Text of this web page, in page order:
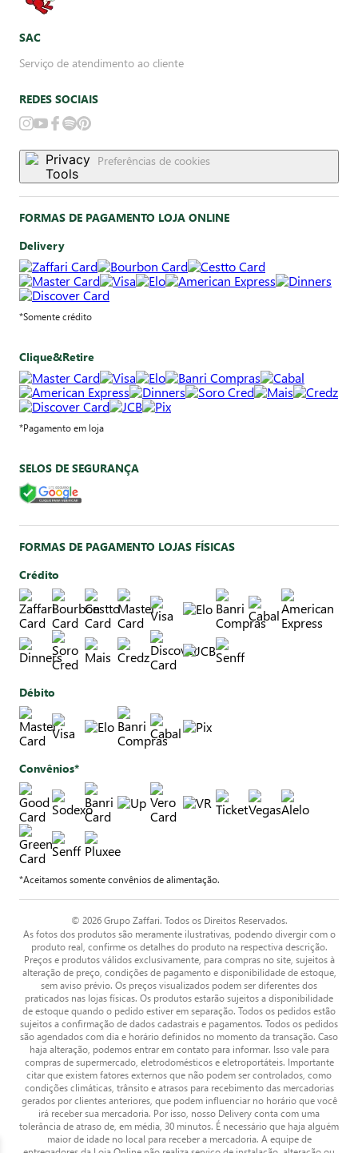
SAC
Serviço de atendimento ao cliente
REDES SOCIAIS
Preferências de cookies
FORMAS DE PAGAMENTO LOJA ONLINE
Delivery
*Somente crédito
Clique&Retire
*Pagamento em loja
SELOS DE SEGURANÇA
FORMAS DE PAGAMENTO LOJAS FÍSICAS
Crédito
Débito
Convênios*
*Aceitamos somente convênios de alimentação.
© 2026 Grupo Zaffari. Todos os Direitos Reservados.
As fotos dos produtos são meramente ilustrativas, podendo divergir com o
produto real, confirme os detalhes do produto na respectiva descrição.
Preços e produtos válidos exclusivamente, para compras no site, sujeitos à
alteração de preço, condições de pagamento e disponibilidade de estoque,
sem aviso prévio. Os preços visualizados podem ser diferentes dos
praticados nas lojas físicas. Os produtos estarão sujeitos a disponibilidade
de estoque quando o pedido estiver em separação. Todos os pedidos estão
sujeitos a confirmação de dados cadastrais e pagamentos. Todos os pedidos
são agendados com dia e horário definidos no momento da transação. Caso
haja alteração, podemos entrar em contato para informar. Isso vale para
compras de supermercado, eletrodomésticos e eletroportáteis. Importante
citar que existem fatores externos que não podem ser controlados, como
condições climáticas, trânsito e atrasos para recebimento das mercadorias
gerados por clientes anteriores, que podem influenciar no horário que você
irá receber sua mercadoria. Por isso, nosso Delivery conta com uma
tolerância de atraso de, em média, 30 minutos. É necessário que haja alguém
maior de idade no local para receber a mercadoria. A equipe de